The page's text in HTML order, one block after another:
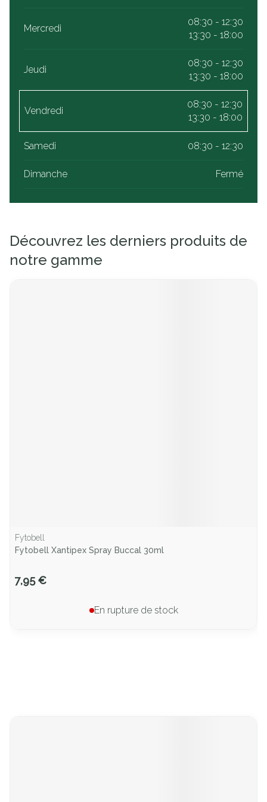
Mercredi
08:30 - 12:30
13:30 - 18:00
Jeudi
08:30 - 12:30
13:30 - 18:00
Vendredi
08:30 - 12:30
13:30 - 18:00
Samedi 08:30 - 12:30
Dimanche Fermé
Découvrez les derniers produits de
notre gamme
Fytobell
Fytobell Xantipex Spray Buccal 30ml
7,95 €
En rupture de stock